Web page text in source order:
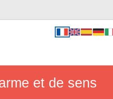
et de sens